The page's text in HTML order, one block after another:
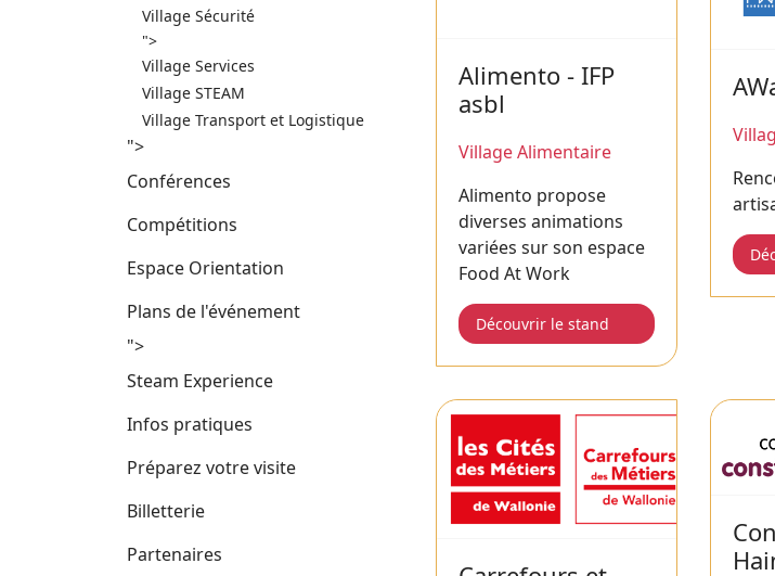
Village Sécurité
">
Village Services
Village STEAM
Village Transport et Logistique
">
Conférences
Compétitions
Espace Orientation
Plans de l'événement
">
Steam Experience
Infos pratiques
Préparez votre visite
Billetterie
Partenaires
Alimento - IFP
asbl
Village Alimentaire
Alimento propose
diverses animations
variées sur son espace
Food At Work
Découvrir le stand